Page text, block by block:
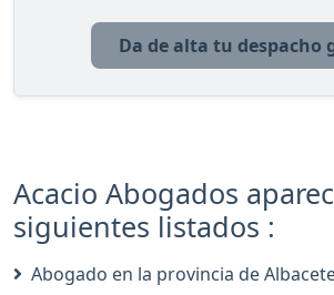
Da de alta tu despacho
Acacio Abogados
siguientes listados :
Abogado en la provincia de